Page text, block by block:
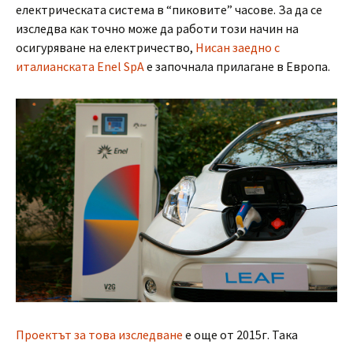
електрическата система в “пиковите” часове. За да се
изследва как точно може да работи този начин на
осигуряване на електричество, Нисан заедно с
италианската Enel SpAе започнала прилагане в Европа.
Проектът за това изследване е още от 2015г. Така